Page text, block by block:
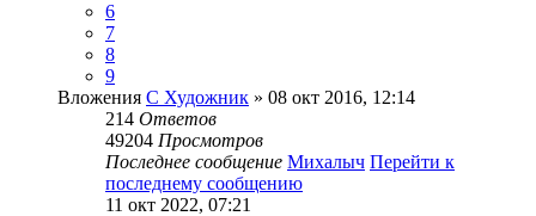
6
7
8
9
Вложения С Художник » 08 окт 2016, 12:14
214 Ответов
49204 Просмотров
Последнее сообщение Михалыч Перейти к
последнему сообщению
11 окт 2022, 07:21